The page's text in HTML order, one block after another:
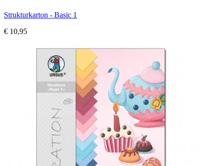
Strukturkarton - Basic 1
€ 10,95